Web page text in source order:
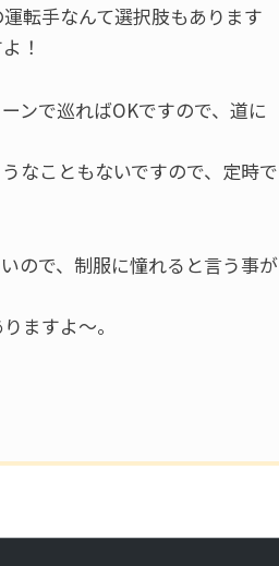
転手なんて選択肢もあります
！
ンで巡ればOKですので、道に
なこともないですので、定時で
ので、制服に憧れると言う事が
ますよ～。